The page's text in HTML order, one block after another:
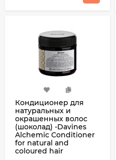
Кондиционер для
натуральных и
окрашенных волос
(шоколад) -Davines
Alchemic Conditioner
for natural and
coloured hair